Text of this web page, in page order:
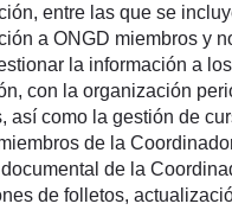
entre las que se
a ONGD miembros y
la información a
con la organización
así como la gestión de
de la
de la
de folletos,